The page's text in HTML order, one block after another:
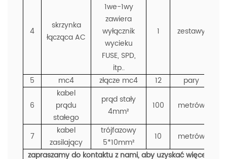
4
skrzynka
łącząca AC
1we-1wy
zawiera
wyłącznik
wycieku
FUSE, SPD,
itp..
1 zestawy
5 mc4 złącze mc4 12 pary
6
kabel
prądu
stałego
prąd stały
4mm²
100 metrów
7
kabel
zasilający
trójfazowy
5*10mm²
10
metrów
zapraszamy do kontaktu z nami, aby uzyskać więcej